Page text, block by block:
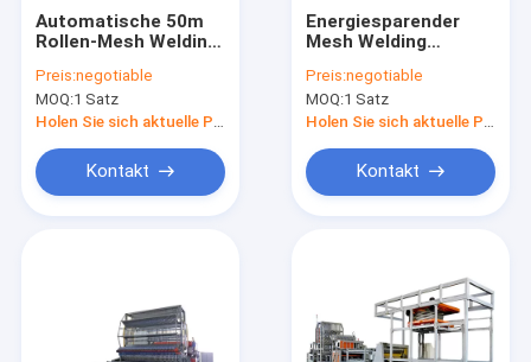
geschweißte Maschendrahtmaschine
Bau Mesh Welding Machine
Zaunmaschen-Schweißgerät
Huhn Mesh Making Machine
Automatische 50m
Rollen-Mesh Welding
Coolings-Methode
Preis:negotiable
MOQ:1 Satz
Holen Sie sich aktuelle Preis
Kontakt
Energiesparender
Mesh Welding
50HZ Rollenmit Note
Creen
Preis:negotiable
MOQ:1 Satz
Holen Sie sich aktuelle Preis
Kontakt